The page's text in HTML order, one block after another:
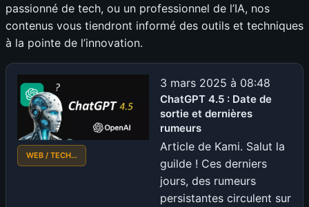
passionné de tech, ou un professionnel de l’IA, nos
contenus vous tiendront informé des outils et techniques
à la pointe de l’innovation.
WEB / TECH…
3 mars 2025 à 08:48
ChatGPT 4.5 : Date de
sortie et dernières
rumeurs
Article de Kami. Salut la
guilde ! Ces derniers
jours, des rumeurs
persistantes circulent sur